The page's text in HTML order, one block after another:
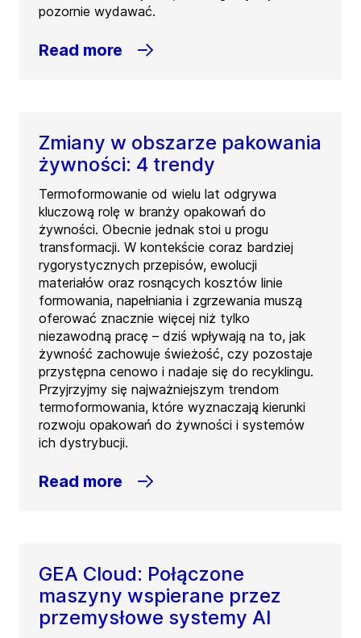
pozornie wydawać.
Read more
Zmiany w obszarze pakowania
żywności: 4 trendy
Termoformowanie od wielu lat odgrywa
kluczową rolę w branży opakowań do
żywności. Obecnie jednak stoi u progu
transformacji. W kontekście coraz bardziej
rygorystycznych przepisów, ewolucji
materiałów oraz rosnących kosztów linie
formowania, napełniania i zgrzewania muszą
oferować znacznie więcej niż tylko
niezawodną pracę – dziś wpływają na to, jak
żywność zachowuje świeżość, czy pozostaje
przystępna cenowo i nadaje się do recyklingu.
Przyjrzyjmy się najważniejszym trendom
termoformowania, które wyznaczają kierunki
rozwoju opakowań do żywności i systemów
ich dystrybucji.
Read more
GEA Cloud: Połączone
maszyny wspierane przez
przemysłowe systemy AI